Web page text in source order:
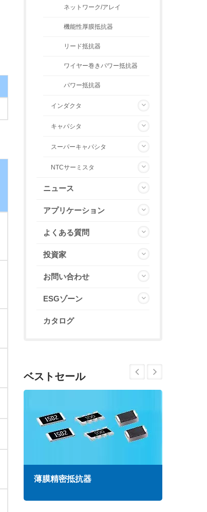
ネットワーク/アレイ
機能性厚膜抵抗器
リード抵抗器
ワイヤー巻きパワー抵抗器
パワー抵抗器
インダクタ
キャパシタ
スーパーキャパシタ
NTCサーミスタ
ニュース
アプリケーション
よくある質問
投資家
お問い合わせ
ESGゾーン
カタログ
ベストセール
薄膜精密抵抗器